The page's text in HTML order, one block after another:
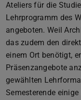
Ateliers für die
Lehrprogramm des
angeboten. Weil
das zudem den
einem Ort benötigt,
Präsenzangebote
gewählten
Semesterende